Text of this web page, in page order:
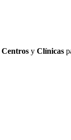
Centros y Clínicas